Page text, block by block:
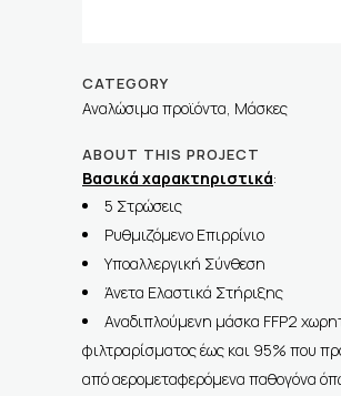
CATEGORY
Αναλώσιμα προϊόντα, Μάσκες
ABOUT THIS PROJECT
Βασικά χαρακτηριστικά:
5 Στρώσεις
Ρυθμιζόμενο Επιρρίνιο
Υποαλλεργική Σύνθεση
Άνετα Ελαστικά Στήριξης
Αναδιπλούμενη μάσκα FFP2
φιλτραρίσματος έως και 95% που
από αερομεταφερόμενα παθογόνα